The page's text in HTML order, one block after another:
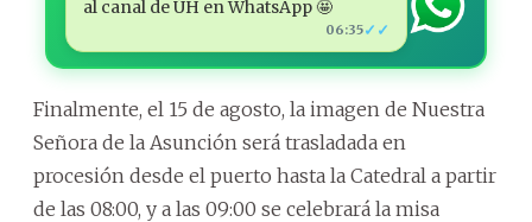
al canal de ÚH en WhatsApp 🤩
06:35✓✓
Finalmente, el 15 de agosto, la imagen de Nuestra
Señora de la Asunción será trasladada en
procesión desde el puerto hasta la Catedral a partir
de las 08:00, y a las 09:00 se celebrará la misa